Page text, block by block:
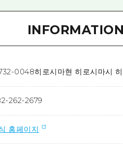
INFORMATION
0048히로시마현 히로시마시
262-2679
홈페이지